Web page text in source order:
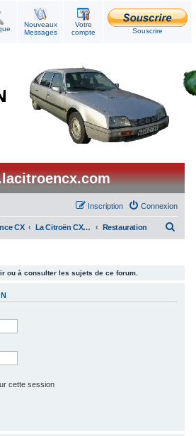
Nouveaux
Messages
Votre
compte
Souscrire
Connexion
Inscription
CX La Citroën CX au quotidien Restauration
ou à consulter les sujets de ce forum.
cette session